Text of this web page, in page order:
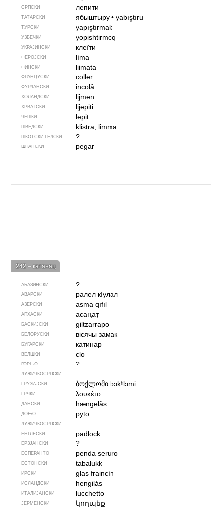
СРПСКИ лепити
ТАТАРСКИ ябыштыру• yabıştıru
ТУРСКИ yapıştırmak
УЗБЕЧКИ yopishtirmoq
УКРАЈИНСКИ клеїти
ФЕРОЈСКИ líma
ФИНСКИ liimata
ФРАНЦУСКИ coller
ФУРЛАНСКИ incolâ
ХОЛАНДСКИ lijmen
ХРВАТСКИ lijepiti
ЧЕШКИ lepit
ШВЕДСКИ klistra, limma
ШКОТСКИ ГЕЛСКИ ?
ШПАНСКИ pegar
242 – катанац
АБАЗИНСКИ ?
АВАРСКИ ралел кIулал
АЗЕРСКИ asma qıfıl
АПХАСКИ асаԥаҭ
БАСКИЈСКИ giltzarrapo
БЕЛОРУСКИ вісячы замак
БУГАРСКИ катинар
ВЕЛШКИ clo
ГОРЊО­
ЛУЖИЧКОСРПСКИ
?
ГРУЗИЈСКИ ბოქლომი bɔkʰlɔmi
ГРЧКИ λουκέτο
ДАНСКИ hængelås
ДОЊО­
ЛУЖИЧКОСРПСКИ
pyto
ЕНГЛЕСКИ padlock
ЕРЗЈАНСКИ ?
ЕСПЕРАНТО penda seruro
ЕСТОНСКИ tabalukk
ИРСКИ glas fraincín
ИСЛАНДСКИ hengilás
ИТАЛИЈАНСКИ lucchetto
ЈЕРМЕНСКИ կողպեք